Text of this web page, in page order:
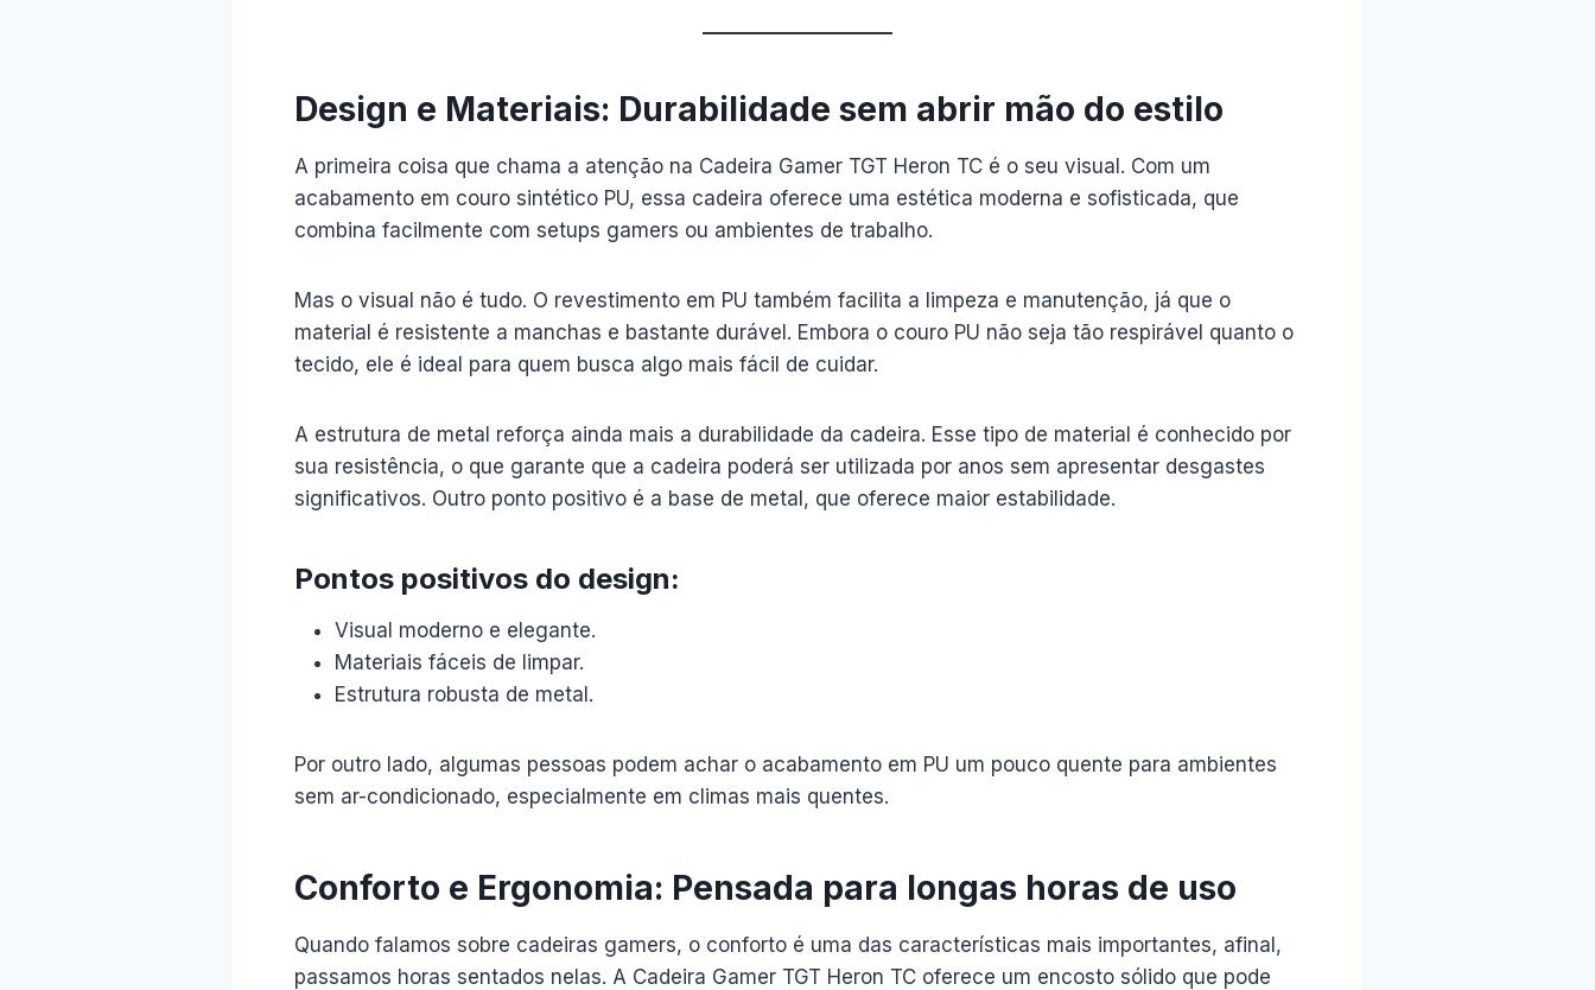
Design e Materiais: Durabilidade sem abrir mão do estilo
A primeira coisa que chama a atenção na Cadeira Gamer TGT Heron TC é o seu visual. Com um
acabamento em couro sintético PU, essa cadeira oferece uma estética moderna e sofisticada, que
combina facilmente com setups gamers ou ambientes de trabalho.
Mas o visual não é tudo. O revestimento em PU também facilita a limpeza e manutenção, já que o
material é resistente a manchas e bastante durável. Embora o couro PU não seja tão respirável quanto o
tecido, ele é ideal para quem busca algo mais fácil de cuidar.
A estrutura de metal reforça ainda mais a durabilidade da cadeira. Esse tipo de material é conhecido por
sua resistência, o que garante que a cadeira poderá ser utilizada por anos sem apresentar desgastes
significativos. Outro ponto positivo é a base de metal, que oferece maior estabilidade.
Pontos positivos do design:
Visual moderno e elegante.
Materiais fáceis de limpar.
Estrutura robusta de metal.
Por outro lado, algumas pessoas podem achar o acabamento em PU um pouco quente para ambientes
sem ar-condicionado, especialmente em climas mais quentes.
Conforto e Ergonomia: Pensada para longas horas de uso
Quando falamos sobre cadeiras gamers, o conforto é uma das características mais importantes, afinal,
passamos horas sentados nelas. A Cadeira Gamer TGT Heron TC oferece um encosto sólido que pode